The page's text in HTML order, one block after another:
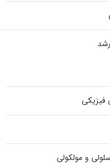
فیزیکی
و مولکولی